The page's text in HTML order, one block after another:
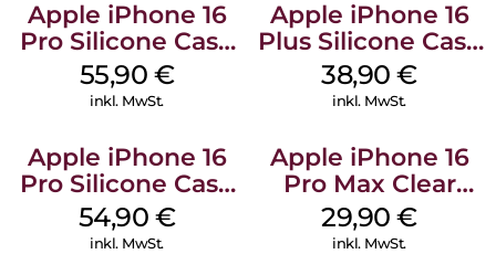
Apple iPhone 16
Pro Silicone Case
MagSafe Stone
Gray
55,90 €
inkl. MwSt.
Apple iPhone 16
Plus Silicone Case
MagSafe Denim
38,90€
inkl. MwSt.
Apple iPhone 16
Pro Silicone Case
MagSafe Black
54,90 €
inkl. MwSt.
Apple iPhone 16
Pro Max Clear
Case MagSafe
Transparent
29,90€
inkl. MwSt.